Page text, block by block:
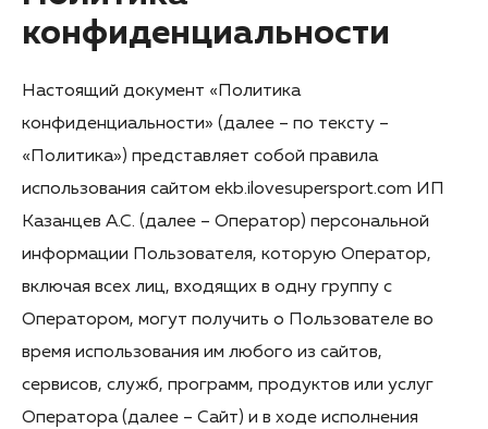
конфиденциальности
Настоящий документ «Политика
конфиденциальности» (далее – по тексту –
«Политика») представляет собой правила
использования сайтом ekb.ilovesupersport.com ИП
Казанцев А.С. (далее – Оператор) персональной
информации Пользователя, которую Оператор,
включая всех лиц, входящих в одну группу с
Оператором, могут получить о Пользователе во
время использования им любого из сайтов,
сервисов, служб, программ, продуктов или услуг
Оператора (далее – Сайт) и в ходе исполнения